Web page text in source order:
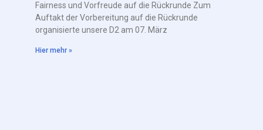
Fairness und Vorfreude auf die Rückrunde Zum
Auftakt der Vorbereitung auf die Rückrunde
organisierte unsere D2 am 07. März
Hier mehr »